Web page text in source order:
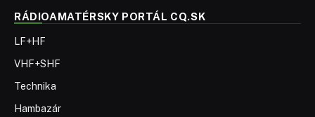
RÁDIOAMATÉRSKY PORTÁL CQ.SK
LF+HF
VHF+SHF
Technika
Hambazár